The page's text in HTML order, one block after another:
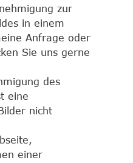
zur
in einem
Anfrage oder
Sie uns gerne
des
eine
nicht
einer